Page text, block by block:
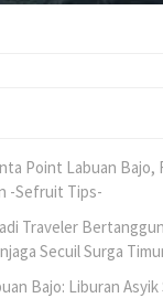
Point Labuan Bajo,
-Sefruit Tips-
Traveler
Secuil Surga
Bajo: Liburan Asyik